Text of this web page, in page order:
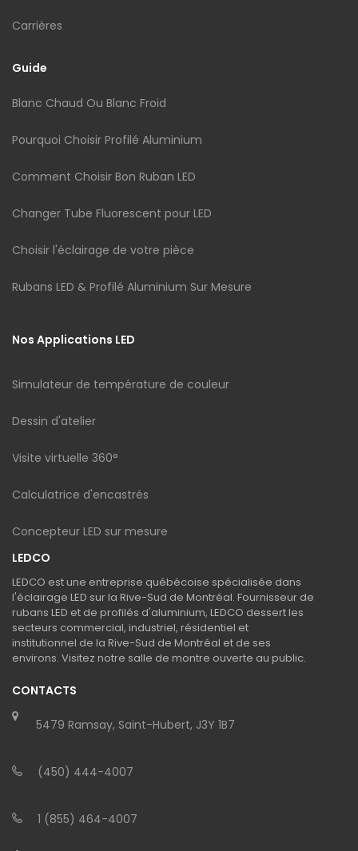
Carrières
Guide
Blanc Chaud Ou Blanc Froid
Pourquoi Choisir Profilé Aluminium
Comment Choisir Bon Ruban LED
Changer Tube Fluorescent pour LED
Choisir l'éclairage de votre pièce
Rubans LED & Profilé Aluminium Sur Mesure
Nos Applications LED
Simulateur de température de couleur
Dessin d'atelier
Visite virtuelle 360°
Calculatrice d'encastrés
Concepteur LED sur mesure
LEDCO
LEDCO est une entreprise québécoise spécialisée dans
l'éclairage LED sur la Rive-Sud de Montréal. Fournisseur de
rubans LED et de profilés d'aluminium, LEDCO dessert les
secteurs commercial, industriel, résidentiel et
institutionnel de la Rive-Sud de Montréal et de ses
environs. Visitez notre salle de montre ouverte au public.
CONTACTS
5479 Ramsay, Saint-Hubert, J3Y 1B7
(450) 444-4007
1 (855) 464-4007